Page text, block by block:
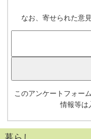
なお、寄せられた意
このアンケートフォー
情報等は